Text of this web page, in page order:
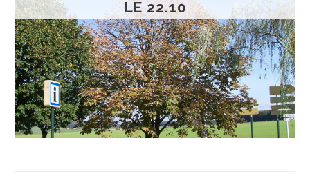
LE 22.10